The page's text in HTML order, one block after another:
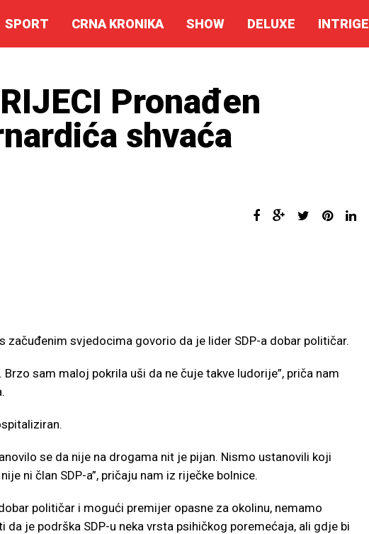
SPORT CRNA KRONIKA SHOW DELUXE INTRIGE
Pronađen
shvaća
svjedocima govorio da je lider SDP-a dobar političar.
sam maloj pokrila uši da ne čuje takve ludorije”, priča nam
se da nije na drogama nit je pijan. Nismo ustanovili koji
ni član SDP-a”, pričaju nam iz riječke bolnice.
političar i mogući premijer opasne za okolinu, nemamo
je podrška SDP-u neka vrsta psihičkog poremećaja, ali gdje bi